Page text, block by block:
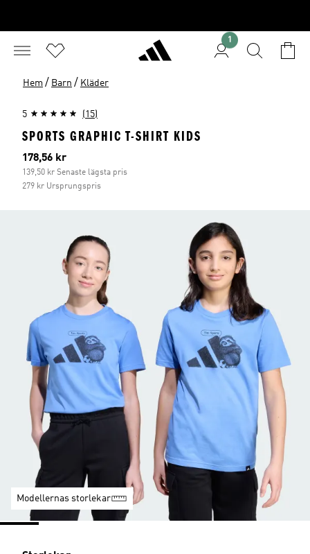
1
Hem / Barn / Kläder
5 (15)
SPORTS GRAPHIC T-SHIRT KIDS
Aktuellt pris
178,56 kr
139,50 kr Senaste lägsta pris
279 kr Ursprungspris
Modellernas storlekar